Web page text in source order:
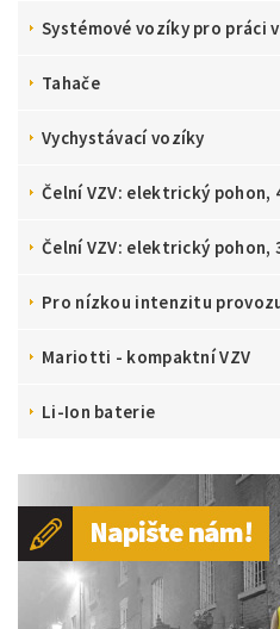
Systémové vozíky pro práci
Tahače
Vychystávací vozíky
Čelní VZV: elektrický pohon,
Čelní VZV: elektrický pohon,
Pro nízkou intenzitu
Mariotti - kompaktní VZV
Li-Ion baterie